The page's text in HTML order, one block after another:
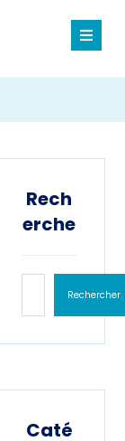
Rech
erche
Rechercher
Caté